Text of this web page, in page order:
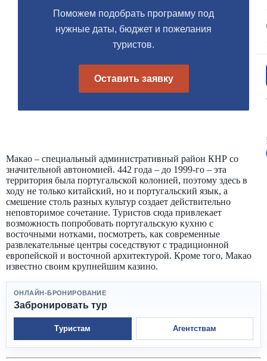
Поможем подобрать программу под
нужные даты, бюджет и пожелания
туристов.
Оставить заявку
Макао – специальный административный район КНР со
значительной автономией. 442 года – до 1999-го – эта
территория была португальской колонией, поэтому здесь в
ходу не только китайский, но и португальский язык, а
смешение столь разных культур создает действительно
неповторимое сочетание. Туристов сюда привлекает
возможность попробовать португальскую кухню с
восточными нотками, посмотреть, как современные
развлекательные центры соседствуют с традиционной
европейской и восточной архитектурой. Кроме того, Макао
известно своим крупнейшим казино.
ОНЛАЙН-БРОНИРОВАНИЕ
Забронировать тур
Туристам Агентствам